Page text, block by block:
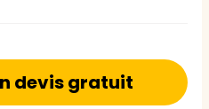
devis gratuit